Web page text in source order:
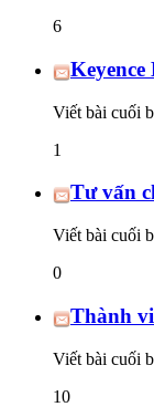
6
Viết bài cuối
1
Tư vấn
Viết bài cuối
0
Thành
Viết bài cuối
10